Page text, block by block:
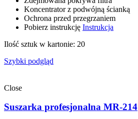
Koncentrator z podwójną ścianką
Ochrona przed przegrzaniem
Pobierz instrukcję Instrukcja
Ilość sztuk w kartonie: 20
Szybki podgląd
Close
Suszarka profesjonalna MR-214